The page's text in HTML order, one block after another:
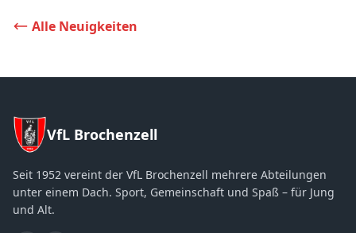
Alle Neuigkeiten
VfL Brochenzell
Seit 1952 vereint der VfL Brochenzell mehrere Abteilungen
unter einem Dach. Sport, Gemeinschaft und Spaß – für Jung
und Alt.